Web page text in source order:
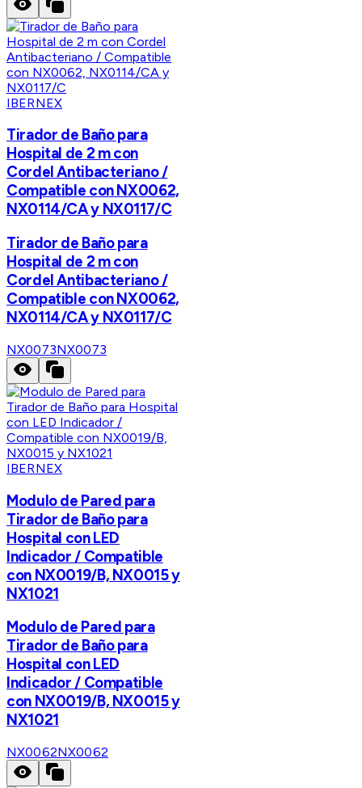
IBERNEX
Tirador de Baño para
Hospital de 2 m con
Cordel Antibacteriano /
Compatible con NX0062,
NX0114/CA y NX0117/C
Tirador de Baño para
Hospital de 2 m con
Cordel Antibacteriano /
Compatible con NX0062,
NX0114/CA y NX0117/C
NX0073NX0073
IBERNEX
Modulo de Pared para
Tirador de Baño para
Hospital con LED
Indicador / Compatible
con NX0019/B, NX0015 y
NX1021
Modulo de Pared para
Tirador de Baño para
Hospital con LED
Indicador / Compatible
con NX0019/B, NX0015 y
NX1021
NX0062NX0062